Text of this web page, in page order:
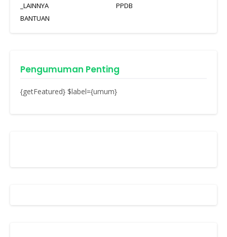
_LAINNYA
PPDB
BANTUAN
Pengumuman Penting
{getFeatured} $label={umum}